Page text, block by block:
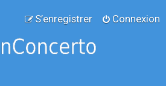
Connexion
S’enregistrer